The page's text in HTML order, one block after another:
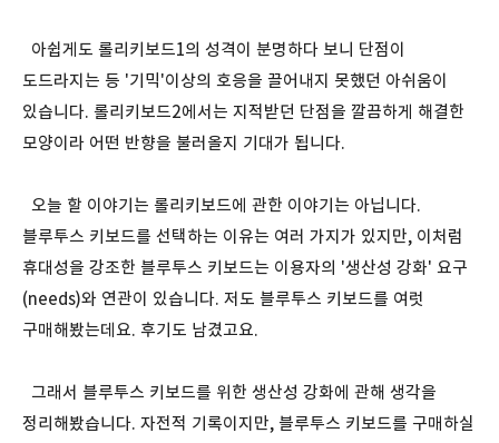
아쉽게도 롤리키보드1의 성격이 분명하다 보니 단점이
도드라지는 등 '기믹'이상의 호응을 끌어내지 못했던 아쉬움이
있습니다. 롤리키보드2에서는 지적받던 단점을 깔끔하게 해결한
모양이라 어떤 반향을 불러올지 기대가 됩니다.
오늘 할 이야기는 롤리키보드에 관한 이야기는 아닙니다.
블루투스 키보드를 선택하는 이유는 여러 가지가 있지만, 이처럼
휴대성을 강조한 블루투스 키보드는 이용자의 '생산성 강화' 요구
(needs)와 연관이 있습니다. 저도 블루투스 키보드를 여럿
구매해봤는데요. 후기도 남겼고요.
그래서 블루투스 키보드를 위한 생산성 강화에 관해 생각을
정리해봤습니다. 자전적 기록이지만, 블루투스 키보드를 구매하실